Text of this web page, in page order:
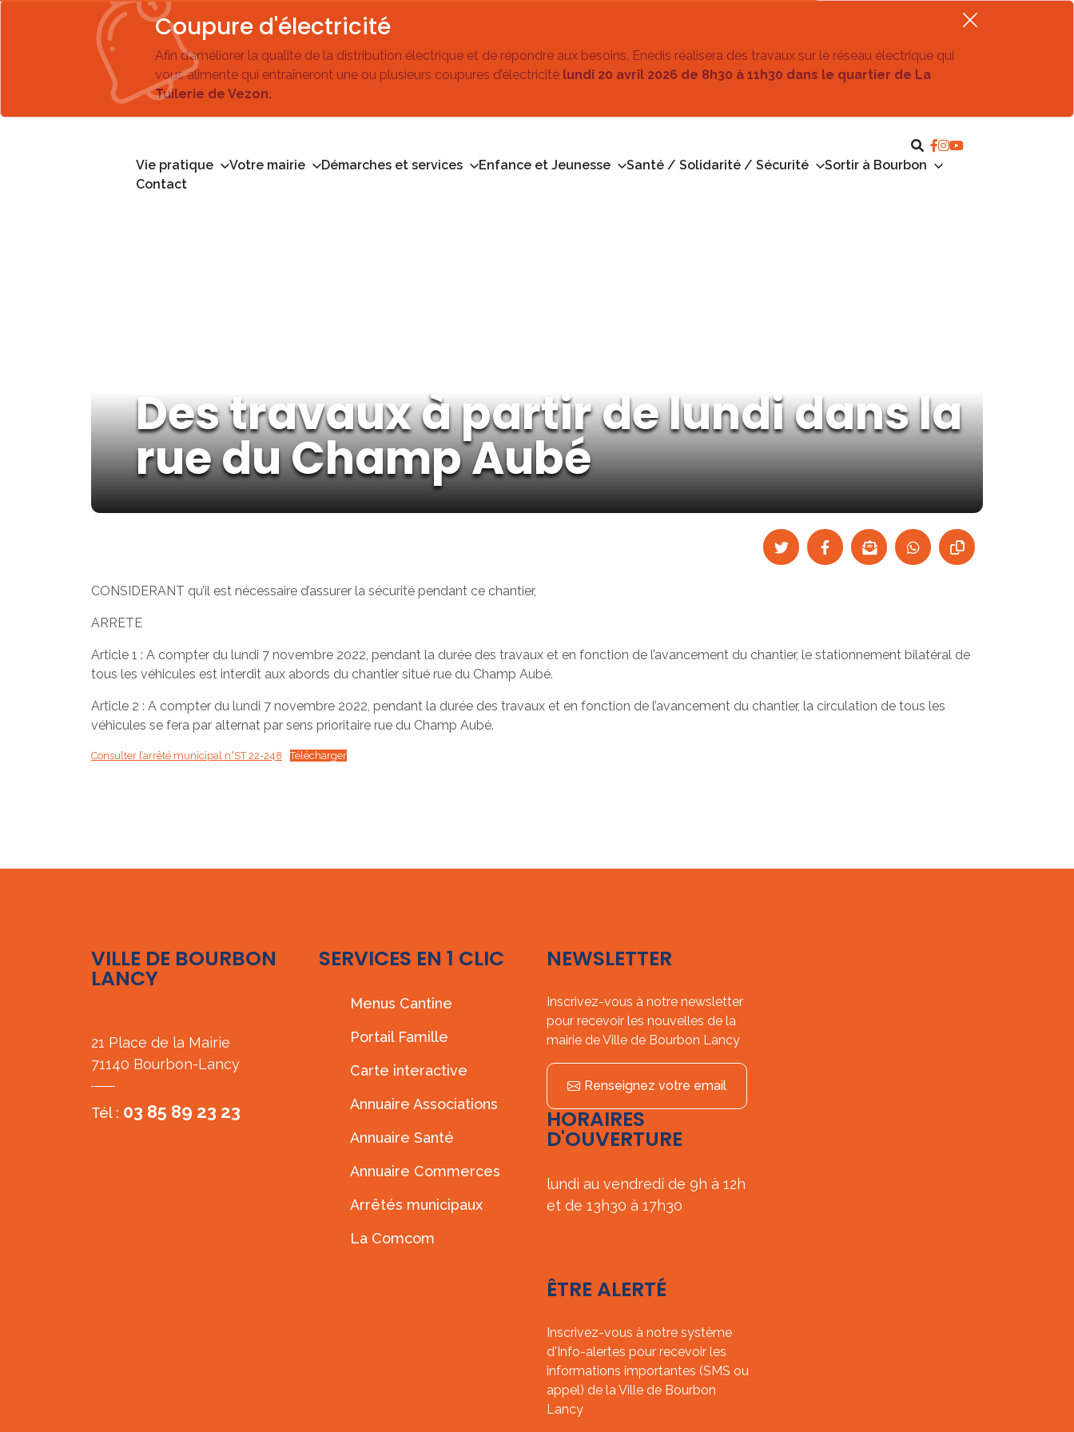
Coupure d'électricité
Afin d’améliorer la qualité de la distribution électrique et de répondre aux besoins, Enedis réalisera des travaux sur le réseau électrique qui
vous alimente qui entraîneront une ou plusieurs coupures d’électricité lundi 20 avril 2026 de 8h30 à 11h30 dans le quartier de La
Tuilerie de Vezon.
Vie pratique Votre mairie Démarches et services Enfance et Jeunesse Santé / Solidarité / Sécurité
Sortir à Bourbon
Contact
Des travaux à partir de lundi dans la
rue du Champ Aubé
CONSIDERANT qu’il est nécessaire d’assurer la sécurité pendant ce chantier,
ARRETE
Article 1 : A compter du lundi 7 novembre 2022, pendant la durée des travaux et en fonction de l’avancement du chantier, le stationnement bilatéral de
tous les véhicules est interdit aux abords du chantier situé rue du Champ Aubé.
Article 2 : A compter du lundi 7 novembre 2022, pendant la durée des travaux et en fonction de l’avancement du chantier, la circulation de tous les
véhicules se fera par alternat par sens prioritaire rue du Champ Aubé.
Consulter l’arrêté municipal n°ST 22-248 Télécharger
VILLE DE BOURBON
LANCY
21 Place de la Mairie
71140 Bourbon-Lancy
Tél : 03 85 89 23 23
SERVICES EN 1 CLIC
Menus Cantine
Portail Famille
Carte interactive
Annuaire Associations
Annuaire Santé
Annuaire Commerces
Arrêtés municipaux
La Comcom
NEWSLETTER
Inscrivez-vous à notre newsletter
pour recevoir les nouvelles de la
mairie de Ville de Bourbon Lancy
Renseignez votre email
HORAIRES
D'OUVERTURE
lundi au vendredi de 9h à 12h
et de 13h30 à 17h30
ÊTRE ALERTÉ
Inscrivez-vous à notre système
d'Info-alertes pour recevoir les
informations importantes (SMS ou
appel) de la Ville de Bourbon
Lancy